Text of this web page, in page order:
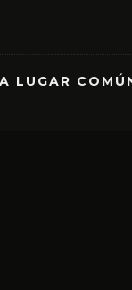
LUGAR